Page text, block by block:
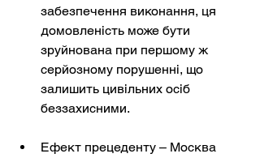
забезпечення виконання, ця
домовленість може бути
зруйнована при першому ж
серйозному порушенні, що
залишить цивільних осіб
беззахисними.
Ефект прецеденту – Москва